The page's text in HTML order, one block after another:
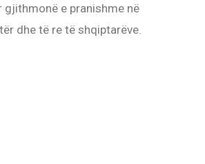
gjithmonë e pranishme në
dhe të re të shqiptarëve.